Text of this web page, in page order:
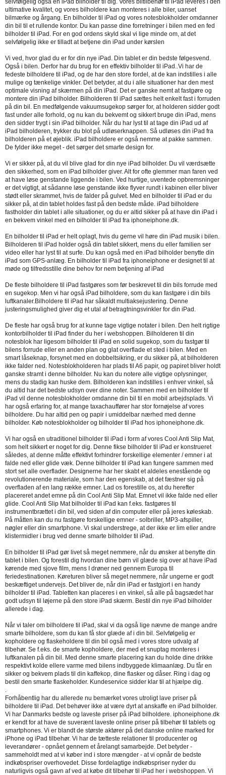
selvfølgelig også en iPad bilholder til dig. Vores biltilbehør til iPad leveres i den
ultimative kvalitet, og vores bilholdere kan monteres i alle biler, uanset
bilmærke og årgang. En bilholder til iPad og vores notesblokholder omdanner
din bil til et rullende kontor. Du kan passe dine forretninger i bilen med en fed
bilholder til iPad. For en god ordens skyld skal vi lige minde om, at det
selvfølgelig ikke er tilladt at betjene din iPad under kørslen
Vi ved, hvor glad du er for din nye iPad. Din tablet er din bedste følgesvend.
Også i bilen. Derfor har du brug for en effektiv bilholder til iPad..Vi har de
fedeste bilholdere til iPad, og de har den store fordel, at de kan indstilles i alle
mulige og tænkelige vinkler. Det betyder, at du i alle situationer har den mest
optimale visning af skærmen på din iPad. Det er ganske nemt at fastgøre og
montere din iPad bilholder. Bilholderen til iPad sættes helt enkelt fast i forruden
på din bil. En medfølgende vakuumsugekop sørger for, at holderen sidder godt
fast under alle forhold, og nu kan du bekvemt og sikkert bruge din iPad, mens
den sidder trygt i sin iPad bilholder. Når du har lyst til at tage din iPad ud af
iPad bilholderen, trykker du blot på udløserknappen. Så udløses din iPad fra
bilholderen på et øjeblik. iPad bilholdere er også nemme at pakke sammen.
De fylder ikke meget - det sørger det smarte design for.
Vi er sikker på, at du vil blive glad for din nye iPad bilholder. Du vil værdsætte
den sikkerhed, som en iPad bilholder giver. Alt for ofte glemmer man faren ved
at have løse genstande liggende i bilen. Ved hurtige, uventede opbremsninger
er det vigtigt, at sådanne løse genstande ikke flyver rundt i kabinen eller bliver
stødt eller skrammet, hvis de falder på gulvet. Med en bilholder til iPad er du
sikker på, at din tablet holdes fast på den bedste måde. iPad bilholdere
fastholder din tablet i alle situationer, og du er altid sikker på at have din iPad i
en bekvem vinkel med en bilholder til iPad fra iphoneiphone.dk.
En bilholder til iPad er helt oplagt, hvis du gerne vil høre din iPad musik i bilen.
Bilholderen til iPad holder også din tablet sikkert, mens du eller familien ser
video eller har lyst til at surfe. Du kan også med en iPad bilholder benytte din
iPad som GPS-anlæg. En bilholder til iPad fra iphoneiphone er designet til at
møde og tilfredsstille dine behov for nem betjening af iPad
De fleste bilholdere til iPad fastgøres som før beskrevet til din bils forrude med
en sugekop. Men vi har også iPad bilholdere, som du kan fastgøre i din bils
luftkanaler.Bilholdere til iPad har såkaldt multiaksejustering. Denne
justeringsmulighed giver dig et utal af betragtningsvinkler for din iPad.
De fleste har også brug for at kunne tage vigtige notater i bilen. Den helt rigtige
kontorbilholder til iPad finder du her i webshoppen. Bilholderen til din
notesblok har ligesom bilholder til iPad en solid sugekop, som du fastgør til
bilens forrude eller en anden plan og glat overflade et sted i bilen. Med en
smart låseknap, forsynet med en dobbeltsikring, er du sikker på, at bilholderen
ikke falder ned. Notesblokholderen har plads til A6 papir, og papiret bliver holdt
ganske stramt i denne bilholder. Nu kan du notere alle vigtige oplysninger,
mens du stadig kan huske dem. Bilholderen kan indstilles i enhver vinkel, så
du altid har det bedste udsyn over dine noter. Sammen med en bilholder til
iPad vil denne notesblokholder omdanne din bil til en mobil arbejdsplads. Vi
har også erfaring for, at mange taxachauffører har stor fornøjelse af vores
bilholdere. Du har altid pen og papir i umiddelbar nærhed med denne
bilholder. Køb notesblokholder og bilholder til iPad hos iphoneiphone.dk.
Vi har også en utraditionel bilholder til iPad i form af vores Cool Anti Slip Mat,
som helt sikkert er noget for dig. Denne fikse bilholder til iPad er konstrueret
således, at denne måtte effektivt forhindrer forskellige elementer / emner i at
falde ned eller glide væk. Denne bilholder til iPad kan fungere sammen med
stort set alle overflader. Designerne har her skabt et aldeles enestående og
revolutionerende materiale, som har den egenskab, at det fæstner sig på
overfladen af en lang række emner. Lad os forestille os, at du herefter
placereret andet emne på din Cool Anti Slip Mat. Emnet vil ikke falde ned eller
glide. Cool Anti Slip Mat bilholder til iPad kan f.eks. fastgøres til
instrumentbrættet i din bil, ved siden af din computer eller på jeres køleskab.
På måtten kan du nu fastgøre forskellige emner - solbriller, MP3-afspiller,
nøgler eller din smartphone. Vi skal understrege, at der ikke er lim eller andre
klistermidler i brug ved denne smarte bilholder til iPad.
En bilholder til iPad gør livet så meget nemmere, når du ønsker at benytte din
tablet i bilen. Og forestil dig hvordan dine børn vil glæde sig over at have iPad
kørende med sjove film, mens I drøner ned gennem Europa til
feriedestinationen. Køreturen bliver så meget nemmere, når ungerne er godt
beskæftiget undervejs. Det bliver de, når din iPad er fastgjort i en handy
bilholder til iPad. Tabletten kan placeres i en vinkel, så alle på bagsædet har
godt udsyn til løjerne på den store iPad skærm. Bestil din nye iPad bilholder
allerede i dag.
Når vi taler om bilholdere til iPad, skal vi da også lige nævne de mange andre
smarte bilholdere, som du kan få stor glæde af i din bil. Selvfølgelig er
kopholdere og flaskeholdere til din bil også med i vores store udvalg af
tilbehør. Se f.eks. de smarte kopholdere, der med et snuptag monteres i
luftkanalen på din bil. Med denne smarte placering kan du holde dine drikke
respektivt kolde ellere varme med bilens indbyggede klimaanlæg. Du får en
sikker og bekvem plads til din kaffekop, dine flasker og dåser. Ring i dag og
bestil den smarte flaskeholder. Kundeservice sidder klar til at hjælpe dig.
.
Forhåbentlig har du allerede nu bemærket vores utroligt lave priser på
bilholdere til iPad. Det behøver ikke at være dyrt at anskaffe en iPad bilholder.
Vi har Danmarks bedste og laveste priser på iPad bilholdere. iphoneiphone.dk
er kendt for at have de suverænt laveste online priser på tilbehør til tablets og
smartphones. Vi er blandt de største aktører på det danske online marked for
iPhone og iPad tilbehør. Vi har de tætteste relationer til producenter og
leverandører - opnået gennem et årelangt samarbejde. Det betyder -
sammeholdt med at vi køber ind i store mængder - at vi opnår de bedste
indkøbspriser overhovedet. Disse fordelagtige indkøbspriser nyder du
naturligvis også gavn af ved at købe dit tilbehør til iPad her i webshoppen. Vi